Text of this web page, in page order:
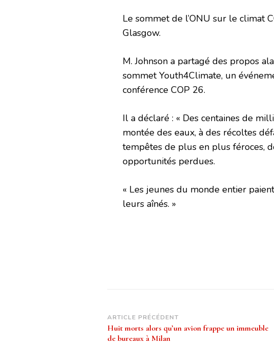
Le sommet de l’ONU sur le climat
Glasgow.
M. Johnson a partagé des propos
sommet Youth4Climate, un
conférence COP 26.
Il a déclaré : « Des centaines de
montée des eaux, à des récoltes
tempêtes de plus en plus féroces,
opportunités perdues.
« Les jeunes du monde entier
leurs aînés. »
Navigation
d’article
ARTICLE PRÉCÉDENT
Huit morts alors qu’un avion frappe un immeuble
de bureaux à Milan